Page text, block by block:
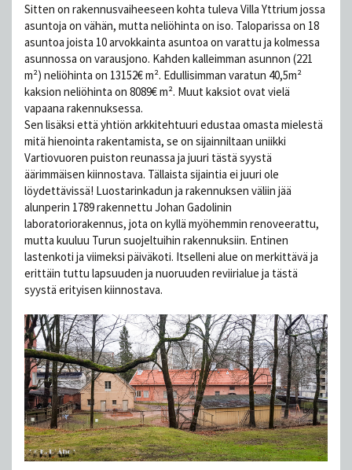
Sitten on rakennusvaiheeseen kohta tuleva Villa Yttrium jossa
asuntoja on vähän, mutta neliöhinta on iso. Taloparissa on 18
asuntoa joista 10 arvokkainta asuntoa on varattu ja kolmessa
asunnossa on varausjono. Kahden kalleimman asunnon (221
m²) neliöhinta on 13152€ m². Edullisimman varatun 40,5m²
kaksion neliöhinta on 8089€ m². Muut kaksiot ovat vielä
vapaana rakennuksessa.
Sen lisäksi että yhtiön arkkitehtuuri edustaa omasta mielestä
mitä hienointa rakentamista, se on sijainniltaan uniikki
Vartiovuoren puiston reunassa ja juuri tästä syystä
äärimmäisen kiinnostava. Tällaista sijaintia ei juuri ole
löydettävissä! Luostarinkadun ja rakennuksen väliin jää
alunperin 1789 rakennettu Johan Gadolinin
laboratoriorakennus, jota on kyllä myöhemmin renoveerattu,
mutta kuuluu Turun suojeltuihin rakennuksiin. Entinen
lastenkoti ja viimeksi päiväkoti. Itselleni alue on merkittävä ja
erittäin tuttu lapsuuden ja nuoruuden reviirialue ja tästä
syystä erityisen kiinnostava.